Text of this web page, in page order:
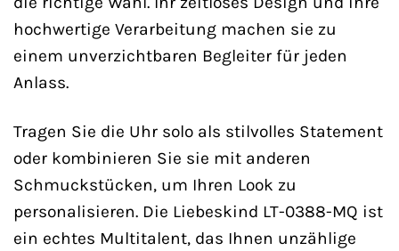
hochwertige Verarbeitung machen sie zu
einem unverzichtbaren Begleiter für jeden
Anlass.
Tragen Sie die Uhr solo als stilvolles Statement
oder kombinieren Sie sie mit anderen
Schmuckstücken, um Ihren Look zu
personalisieren. Die Liebeskind LT-0388-MQ ist
ein echtes Multitalent, das Ihnen unzählige